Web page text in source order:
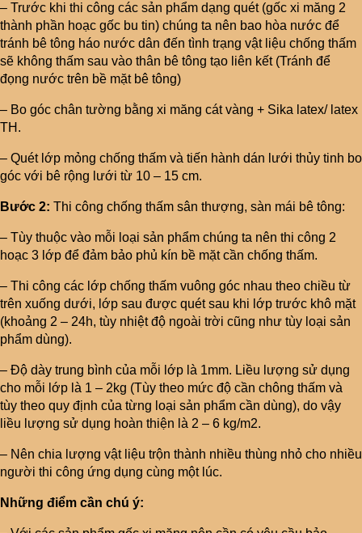
– Trước khi thi công các sản phẩm dạng quét (gốc xi măng 2
thành phần hoạc gốc bu tin) chúng ta nên bao hòa nước để
tránh bê tông háo nước dân đến tình trạng vật liệu chống thấm
sẽ không thấm sau vào thân bê tông tạo liên kết (Tránh để
đọng nước trên bề mặt bê tông)
– Bo góc chân tường bằng xi măng cát vàng + Sika latex/ latex
TH.
– Quét lớp mỏng chống thấm và tiến hành dán lưới thủy tinh bo
góc với bê rộng lưới từ 10 – 15 cm.
Bước 2: Thi công chống thấm sân thượng, sàn mái bê tông:
– Tùy thuộc vào mỗi loại sản phẩm chúng ta nên thi công 2
hoạc 3 lớp để đảm bảo phủ kín bề mặt cần chống thấm.
– Thi công các lớp chống thấm vuông góc nhau theo chiều từ
trên xuống dưới, lớp sau được quét sau khi lớp trước khô mặt
(khoảng 2 – 24h, tùy nhiệt độ ngoài trời cũng như tùy loại sản
phẩm dùng).
– Độ dày trung bình của mỗi lớp là 1mm. Liều lượng sử dụng
cho mỗi lớp là 1 – 2kg (Tùy theo mức độ cần chông thấm và
tùy theo quy định của từng loại sản phẩm cần dùng), do vậy
liều lượng sử dụng hoàn thiện là 2 – 6 kg/m2.
– Nên chia lượng vật liệu trộn thành nhiều thùng nhỏ cho nhiều
người thi công ứng dụng cùng một lúc.
Những điểm cần chú ý: